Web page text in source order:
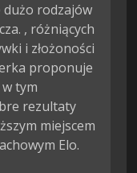
dużo rodzajów
, różniących
i złożoności
proponuje
tym
rezultaty
miejscem
Elo.